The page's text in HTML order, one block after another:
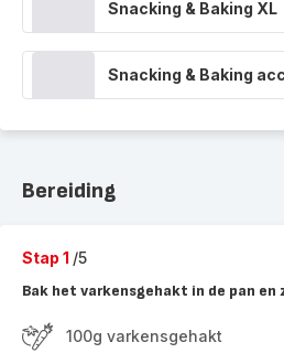
Snacking & Baking XL
Snacking & Baking
Bereiding
Stap 1 /5
Bak het varkensgehakt in de pan en
100g varkensgehakt